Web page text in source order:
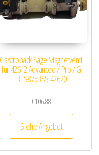
Gastroback Sage Magnetventil
für 42612 Advanced / Pro / G
BES875BSS 42620
€106.88
Siehe Angebot